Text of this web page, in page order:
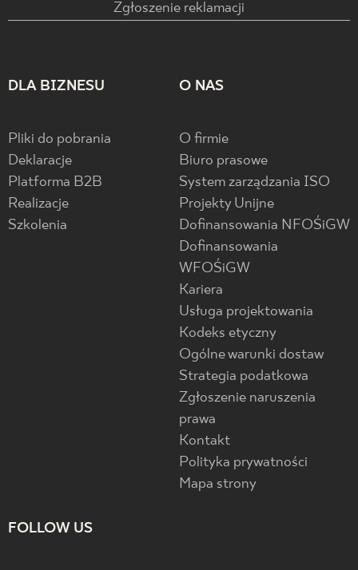
Zgłoszenie reklamacji
DLA BIZNESU
Pliki do pobrania
Deklaracje
Platforma B2B
Realizacje
Szkolenia
O NAS
O firmie
Biuro prasowe
System zarządzania ISO
Projekty Unijne
Dofinansowania NFOŚiGW
Dofinansowania
WFOŚiGW
Kariera
Usługa projektowania
Kodeks etyczny
Ogólne warunki dostaw
Strategia podatkowa
Zgłoszenie naruszenia
prawa
Kontakt
Polityka prywatności
Mapa strony
FOLLOW US